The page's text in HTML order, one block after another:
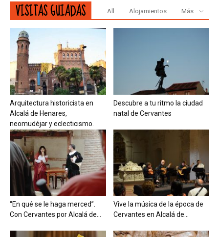
VISITAS GUIADAS All Alojamientos Más
Arquitectura historicista en
Alcalá de Henares,
neomudéjar y eclecticismo.
Descubre a tu ritmo la ciudad
natal de Cervantes
“En qué se le haga merced”.
Con Cervantes por Alcalá de...
Vive la música de la época de
Cervantes en Alcalá de...